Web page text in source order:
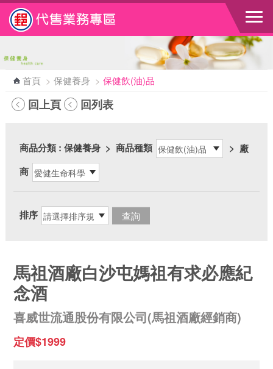
跳到主要內容區塊
首頁 > 保健養身 > 保健飲(油)品
回上頁 回列表
商品分類: 保健養身 > 商品種類 > 廠
商
排序
馬祖酒廠白沙屯媽祖有求必應紀
念酒
喜威世流通股份有限公司(馬祖酒廠經銷商)
定價$1999